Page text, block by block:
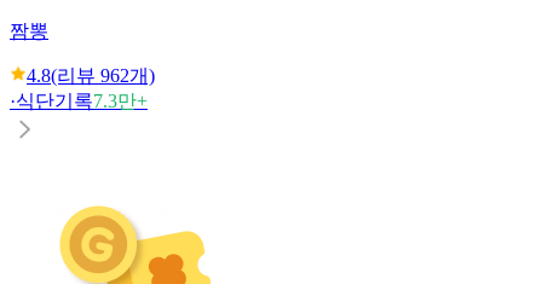
짬뽕
4.8(리뷰 962개)
·식단기록7.3만+